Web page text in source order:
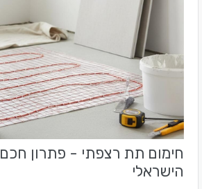
חימום תת רצפתי - פתרון חכם
הישראלי